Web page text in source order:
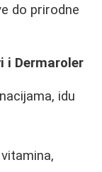
do prirodne
i Dermaroler
idu